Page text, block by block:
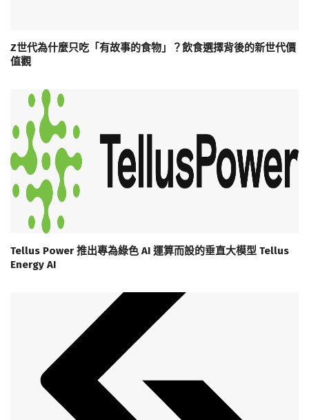
Z世代為什麼只吃「有故事的食物」？飲食選擇背後的新世代價
值觀
Tellus Power 推出專為綠色 AI 運算而設的垂直大模型 Tellus
Energy AI